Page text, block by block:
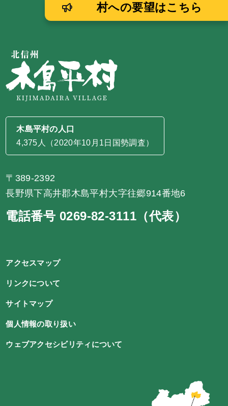
木島平村の人口
4,375人（2020年10月1日国勢調査）
〒389-2392
長野県下高井郡木島平村大字往郷914番地6
電話番号 0269-82-3111（代表）
村への要望はこちら
アクセスマップ
リンクについて
サイトマップ
個人情報の取り扱い
ウェブアクセシビリティについて